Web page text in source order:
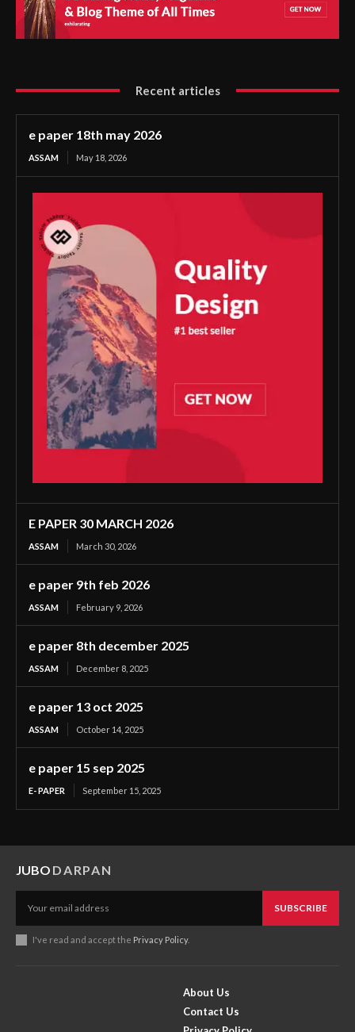
Recent articles
e paper 18th may 2026
ASSAM May 18, 2026
E PAPER 30 MARCH 2026
ASSAM March 30, 2026
e paper 9th feb 2026
ASSAM February 9, 2026
e paper 8th december 2025
ASSAM December 8, 2025
e paper 13 oct 2025
ASSAM October 14, 2025
e paper 15 sep 2025
E- PAPER September 15, 2025
JUBO DARPAN
SUBSCRIBE
I've read and accept the Privacy Policy.
About Us
Contact Us